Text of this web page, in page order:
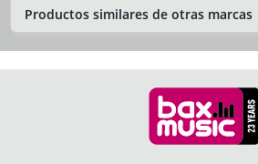
Productos similares de otras marcas